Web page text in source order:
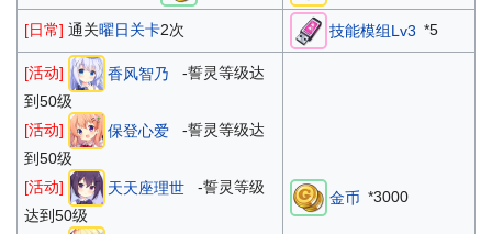
[日常] 通关曜日关卡2次 技能模组Lv3 *5
[活动] 香风智乃
-誓灵等级达
到50级
[活动]
保登心爱
-誓灵等级达
到50级
[活动]
天天座理世
-誓灵等级
达到50级
金币 *3000